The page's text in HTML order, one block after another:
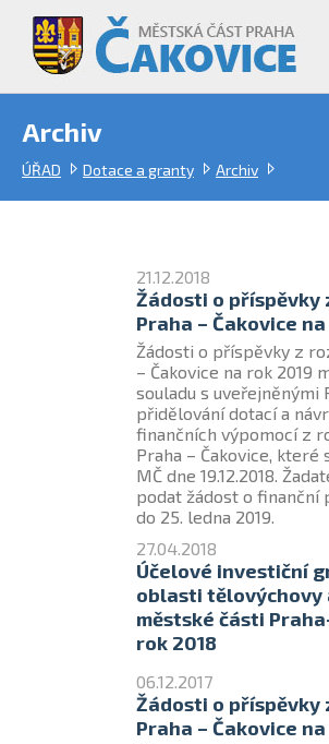
Archiv
ÚŘAD Dotace a granty Archiv
21.12.2018
Žádosti o příspěvky
Praha – Čakovice
Žádosti o příspěvky z
– Čakovice na rok 2019
souladu s uveřejněnými
přidělování dotací a
finančních výpomocí z
Praha – Čakovice, které
MČ dne 19.12.2018.
podat žádost o finanční
do 25. ledna 2019.
27.04.2018
Účelové investiční
oblasti tělovýchovy
městské části
rok 2018
06.12.2017
Žádosti o příspěvky
Praha – Čakovice